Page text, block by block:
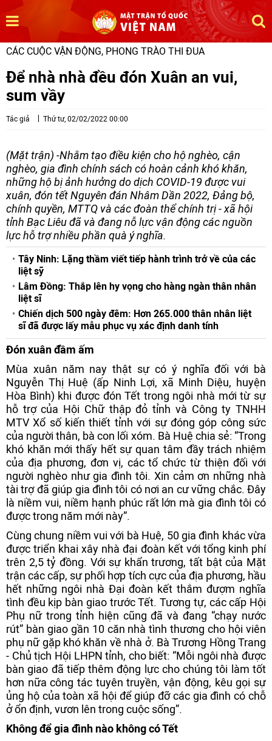
CÁC CUỘC VẬN ĐỘNG, PHONG TRÀO THI ĐUA
Để nhà nhà đều đón Xuân an vui,
sum vầy
Tác giả Thứ tư, 02/02/2022 00:00
(Mặt trận) -Nhằm tạo điều kiện cho hộ nghèo, cận
nghèo, gia đình chính sách có hoàn cảnh khó khăn,
những hộ bị ảnh hưởng do dịch COVID-19 được vui
xuân, đón tết Nguyên đán Nhâm Dần 2022, Đảng bộ,
chính quyền, MTTQ và các đoàn thể chính trị - xã hội
tỉnh Bạc Liêu đã và đang nỗ lực vận động các nguồn
lực hỗ trợ nhiều phần quà ý nghĩa.
Tây Ninh: Lặng thầm viết tiếp hành trình trở về của các
liệt sỹ
Lâm Đồng: Thắp lên hy vọng cho hàng ngàn thân nhân
liệt sĩ
Chiến dịch 500 ngày đêm: Hơn 265.000 thân nhân liệt
sĩ đã được lấy mẫu phục vụ xác định danh tính
Đón xuân đầm ấm
Mùa xuân năm nay thật sự có ý nghĩa đối với bà
Nguyễn Thị Huệ (ấp Ninh Lợi, xã Minh Diệu, huyện
Hòa Bình) khi được đón Tết trong ngôi nhà mới từ sự
hỗ trợ của Hội Chữ thập đỏ tỉnh và Công ty TNHH
MTV Xổ số kiến thiết tỉnh với sự đóng góp công sức
của người thân, bà con lối xóm. Bà Huệ chia sẻ: “Trong
khó khăn mới thấy hết sự quan tâm đầy trách nhiệm
của địa phương, đơn vị, các tổ chức từ thiện đối với
người nghèo như gia đình tôi. Xin cảm ơn những nhà
tài trợ đã giúp gia đình tôi có nơi an cư vững chắc. Đây
là niềm vui, niềm hạnh phúc rất lớn mà gia đình tôi có
được trong năm mới này”.
Cùng chung niềm vui với bà Huệ, 50 gia đình khác vừa
được triển khai xây nhà đại đoàn kết với tổng kinh phí
trên 2,5 tỷ đồng. Với sự khẩn trương, tất bật của Mặt
trận các cấp, sự phối hợp tích cực của địa phương, hầu
hết những ngôi nhà Đại đoàn kết thắm đượm nghĩa
tình đều kịp bàn giao trước Tết. Tương tự, các cấp Hội
Phụ nữ trong tỉnh hiện cũng đã và đang “chạy nước
rút” bàn giao gần 10 căn nhà tình thương cho hội viên
phụ nữ gặp khó khăn về nhà ở. Bà Trương Hồng Trang
- Chủ tịch Hội LHPN tỉnh, cho biết: “Mỗi ngôi nhà được
bàn giao đã tiếp thêm động lực cho chúng tôi làm tốt
hơn nữa công tác tuyên truyền, vận động, kêu gọi sự
ủng hộ của toàn xã hội để giúp đỡ các gia đình có chỗ
ở ổn định, vươn lên trong cuộc sống”.
Không để gia đình nào không có Tết